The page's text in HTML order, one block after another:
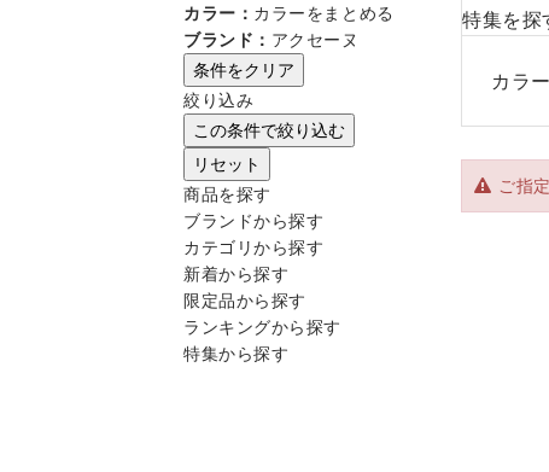
カラー： カラーをまとめる
ブランド： アクセーヌ
条件をクリア
絞り込み
この条件で絞り込む
リセット
商品を探す
ブランドから探す
カテゴリから探す
新着から探す
限定品から探す
ランキングから探す
特集から探す
特集を探
カラ
ご指